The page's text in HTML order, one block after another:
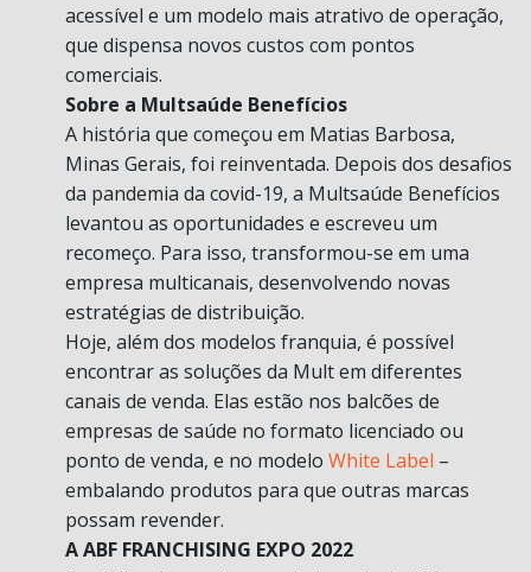
acessível e um modelo mais atrativo de operação,
que dispensa novos custos com pontos
comerciais.
Sobre a Multsaúde Benefícios
A história que começou em Matias Barbosa,
Minas Gerais, foi reinventada. Depois dos desafios
da pandemia da covid-19, a Multsaúde Benefícios
levantou as oportunidades e escreveu um
recomeço. Para isso, transformou-se em uma
empresa multicanais, desenvolvendo novas
estratégias de distribuição.
Hoje, além dos modelos franquia, é possível
encontrar as soluções da Mult em diferentes
canais de venda. Elas estão nos balcões de
empresas de saúde no formato licenciado ou
ponto de venda, e no modelo White Label –
embalando produtos para que outras marcas
possam revender.
A ABF FRANCHISING EXPO 2022